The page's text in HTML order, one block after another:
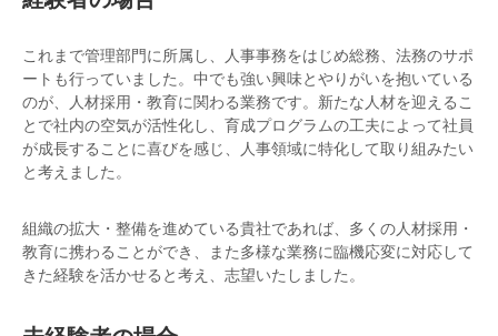
これまで管理部門に所属し、人事事務をはじめ総務、法務のサポ
ートも行っていました。中でも強い興味とやりがいを抱いている
のが、人材採用・教育に関わる業務です。新たな人材を迎えるこ
とで社内の空気が活性化し、育成プログラムの工夫によって社員
が成長することに喜びを感じ、人事領域に特化して取り組みたい
と考えました。
組織の拡大・整備を進めている貴社であれば、多くの人材採用・
教育に携わることができ、また多様な業務に臨機応変に対応して
きた経験を活かせると考え、志望いたしました。